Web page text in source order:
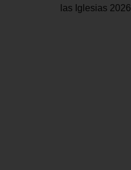
las Iglesias 2026